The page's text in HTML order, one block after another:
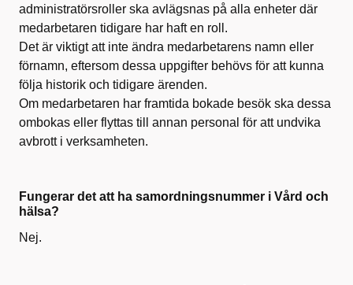
administratörsroller ska avlägsnas på alla enheter där
medarbetaren tidigare har haft en roll.
Det är viktigt att inte ändra medarbetarens namn eller
förnamn, eftersom dessa uppgifter behövs för att kunna
följa historik och tidigare ärenden.
Om medarbetaren har framtida bokade besök ska dessa
ombokas eller flyttas till annan personal för att undvika
avbrott i verksamheten.
Fungerar det att ha samordningsnummer i Vård och
hälsa?
Nej.